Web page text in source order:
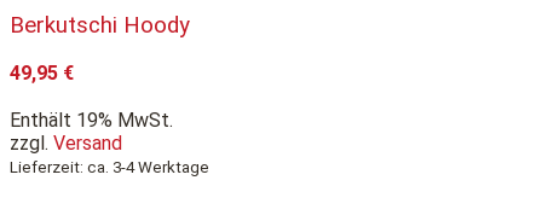
Berkutschi Hoody
49,95 €
Enthält 19% MwSt.
zzgl. Versand
Lieferzeit: ca. 3-4 Werktage